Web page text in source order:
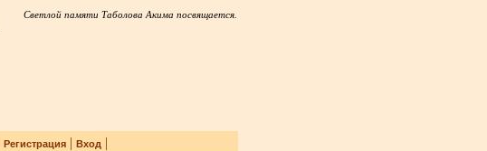
Светлой памяти Таболова Акима посвящается.
Регистрация| Вход |